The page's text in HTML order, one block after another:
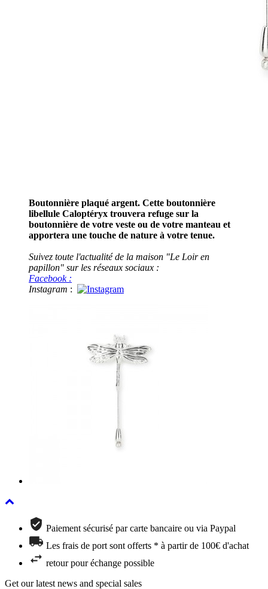
Boutonnière plaqué argent. Cette boutonnière
libellule Caloptéryx trouvera refuge sur la
boutonnière de votre veste ou de votre manteau et
apportera une touche de nature à votre tenue.
Suivez toute l'actualité de la maison "Le Loir en
papillon" sur les réseaux sociaux :
Facebook :
Instagram :
Paiement sécurisé par carte bancaire ou via Paypal
Les frais de port sont offerts * à partir de 100€ d'achat
retour pour échange possible
Get our latest news and special sales